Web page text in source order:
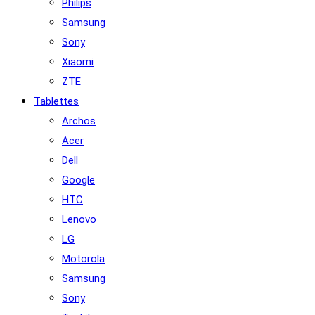
Philips
Samsung
Sony
Xiaomi
ZTE
Tablettes
Archos
Acer
Dell
Google
HTC
Lenovo
LG
Motorola
Samsung
Sony